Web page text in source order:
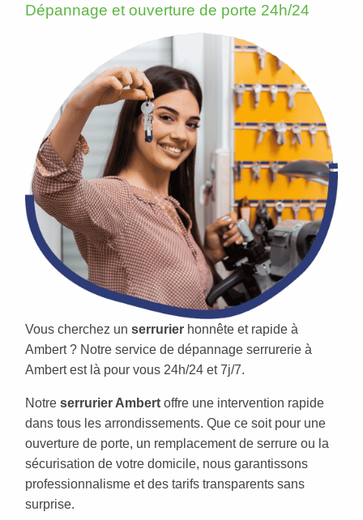
Dépannage et ouverture de porte 24h/24
Vous cherchez un serrurier honnête et rapide à
Ambert ? Notre service de dépannage serrurerie à
Ambert est là pour vous 24h/24 et 7j/7.
Notre serrurier Ambert offre une intervention rapide
dans tous les arrondissements. Que ce soit pour une
ouverture de porte, un remplacement de serrure ou la
sécurisation de votre domicile, nous garantissons
professionnalisme et des tarifs transparents sans
surprise.